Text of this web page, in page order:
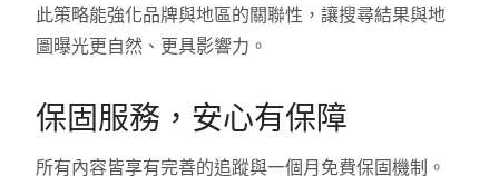
此策略能強化品牌與地區的關聯性，讓搜尋結果與地
圖曝光更自然、更具影響力。
保固服務，安心有保障
所有內容皆享有完善的追蹤與一個月免費保固機制。